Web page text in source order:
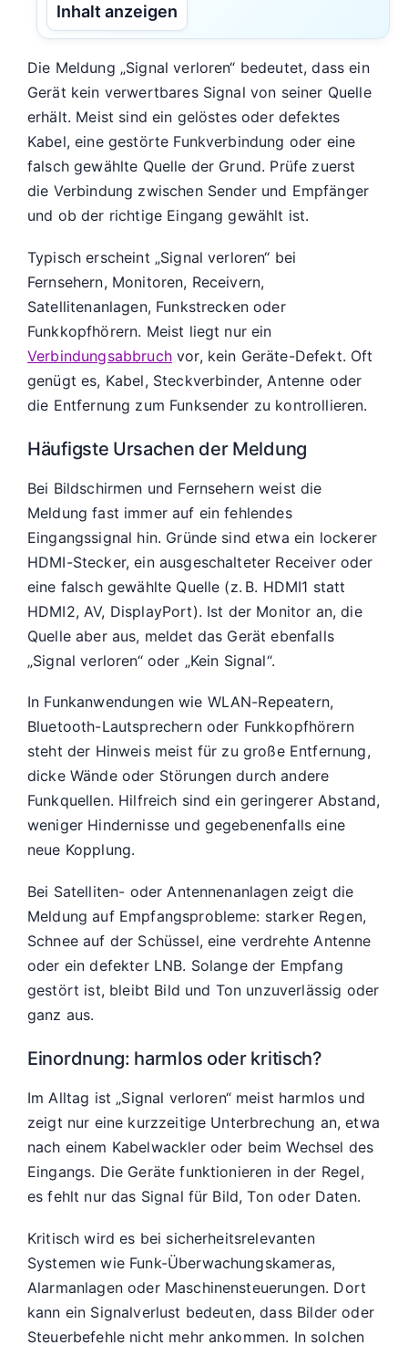
Inhalt anzeigen
Die Meldung „Signal verloren“ bedeutet, dass ein
Gerät kein verwertbares Signal von seiner Quelle
erhält. Meist sind ein gelöstes oder defektes
Kabel, eine gestörte Funkverbindung oder eine
falsch gewählte Quelle der Grund. Prüfe zuerst
die Verbindung zwischen Sender und Empfänger
und ob der richtige Eingang gewählt ist.
Typisch erscheint „Signal verloren“ bei
Fernsehern, Monitoren, Receivern,
Satellitenanlagen, Funkstrecken oder
Funkkopfhörern. Meist liegt nur ein
Verbindungsabbruchvor, kein Geräte-Defekt. Oft
genügt es, Kabel, Steckverbinder, Antenne oder
die Entfernung zum Funksender zu kontrollieren.
Häufigste Ursachen der Meldung
Bei Bildschirmen und Fernsehern weist die
Meldung fast immer auf ein fehlendes
Eingangssignal hin. Gründe sind etwa ein lockerer
HDMI-Stecker, ein ausgeschalteter Receiver oder
eine falsch gewählte Quelle (z. B. HDMI1 statt
HDMI2, AV, DisplayPort). Ist der Monitor an, die
Quelle aber aus, meldet das Gerät ebenfalls
„Signal verloren“ oder „Kein Signal“.
In Funkanwendungen wie WLAN-Repeatern,
Bluetooth-Lautsprechern oder Funkkopfhörern
steht der Hinweis meist für zu große Entfernung,
dicke Wände oder Störungen durch andere
Funkquellen. Hilfreich sind ein geringerer Abstand,
weniger Hindernisse und gegebenenfalls eine
neue Kopplung.
Bei Satelliten- oder Antennenanlagen zeigt die
Meldung auf Empfangsprobleme: starker Regen,
Schnee auf der Schüssel, eine verdrehte Antenne
oder ein defekter LNB. Solange der Empfang
gestört ist, bleibt Bild und Ton unzuverlässig oder
ganz aus.
Einordnung: harmlos oder kritisch?
Im Alltag ist „Signal verloren“ meist harmlos und
zeigt nur eine kurzzeitige Unterbrechung an, etwa
nach einem Kabelwackler oder beim Wechsel des
Eingangs. Die Geräte funktionieren in der Regel,
es fehlt nur das Signal für Bild, Ton oder Daten.
Kritisch wird es bei sicherheitsrelevanten
Systemen wie Funk-Überwachungskameras,
Alarmanlagen oder Maschinensteuerungen. Dort
kann ein Signalverlust bedeuten, dass Bilder oder
Steuerbefehle nicht mehr ankommen. In solchen